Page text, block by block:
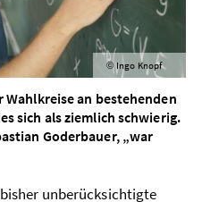
© Ingo Knopf
an bestehenden
sich als ziemlich schwierig.
Goderbauer, „war
unberücksichtigte